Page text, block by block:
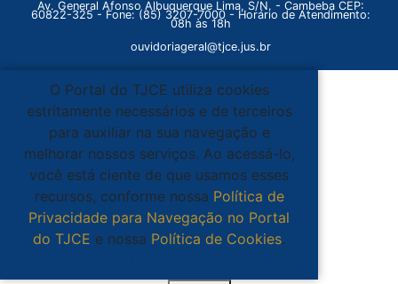
Av. General Afonso Albuquerque Lima, S/N. - Cambeba CEP:
60822-325 - Fone: (85) 3207-7000 - Horário de Atendimento:
08h às 18h
ouvidoriageral@tjce.jus.br
O Portal do TJCE utiliza cookies
estritamente necessários e de terceiros
para auxiliar na sua navegação e
melhorar nossos serviços. Ao acessá-lo,
você está ciente de que usamos esses
recursos, conforme nossa Política de
Privacidade para Navegação no Portal
do TJCE e nossa Política de Cookies.